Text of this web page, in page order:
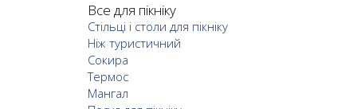
Все для пікніку
Стільці і столи для пікніку
Ніж туристичний
Сокира
Термос
Мангал